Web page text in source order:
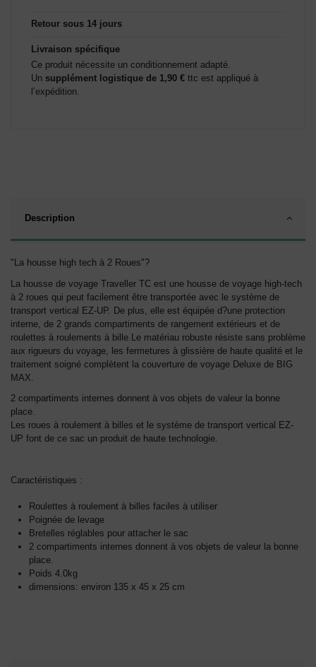
Retour sous 14 jours
Livraison spécifique
Ce produit nécessite un conditionnement adapté.
Un supplément logistique de 1,90 € ttc est appliqué à
l’expédition.
Description
"La housse high tech à 2 Roues"?
La housse de voyage Traveller TC est une housse de voyage high-tech
à 2 roues qui peut facilement être transportée avec le système de
transport vertical EZ-UP. De plus, elle est équipée d?une protection
interne, de 2 grands compartiments de rangement extérieurs et de
roulettes à roulements à bille.Le matériau robuste résiste sans problème
aux rigueurs du voyage, les fermetures à glissière de haute qualité et le
traitement soigné complètent la couverture de voyage Deluxe de BIG
MAX.
2 compartiments internes donnent à vos objets de valeur la bonne
place.
Les roues à roulement à billes et le système de transport vertical EZ-
UP font de ce sac un produit de haute technologie.
Caractéristiques :
Roulettes à roulement à billes faciles à utiliser
Poignée de levage
Bretelles réglables pour attacher le sac
2 compartiments internes donnent à vos objets de valeur la bonne
place.
Poids 4.0kg
dimensions: environ 135 x 45 x 25 cm